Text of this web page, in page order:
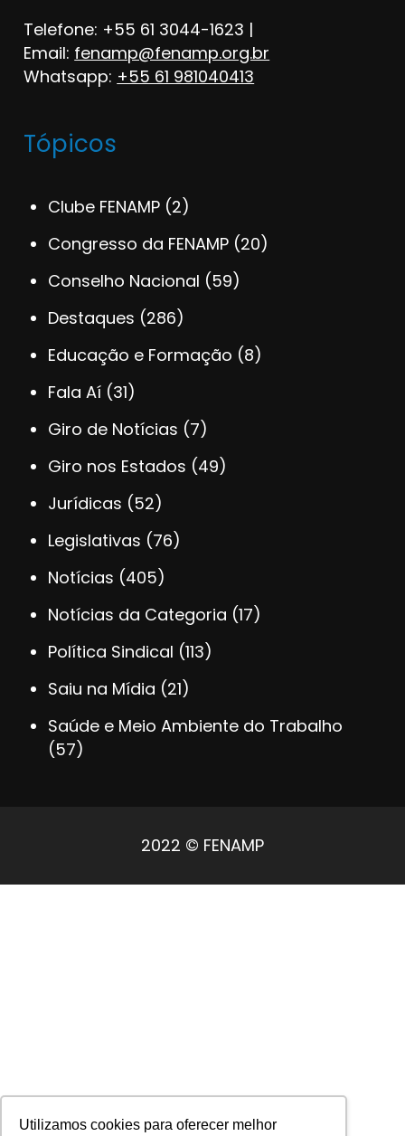
Utilizamos cookies para oferecer melhor
Telefone: +55 61 3044-1623 |
Email: fenamp@fenamp.org.br
Whatsapp: +55 61 981040413
Tópicos
Clube FENAMP (2)
Congresso da FENAMP (20)
Conselho Nacional (59)
Destaques (286)
Educação e Formação (8)
Fala Aí (31)
Giro de Notícias (7)
Giro nos Estados (49)
Jurídicas (52)
Legislativas (76)
Notícias (405)
Notícias da Categoria (17)
Política Sindical (113)
Saiu na Mídia (21)
Saúde e Meio Ambiente do Trabalho
(57)
2022 © FENAMP